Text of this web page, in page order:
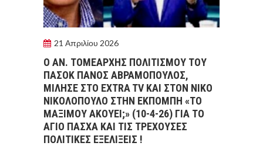
21 Απριλίου 2026
Ο ΑΝ. ΤΟΜΕΑΡΧΗΣ ΠΟΛΙΤΙΣΜΟΥ ΤΟΥ
ΠΑΣΟΚ ΠΑΝΟΣ ΑΒΡΑΜΟΠΟΥΛΟΣ,
ΜΙΛΗΣΕ ΣΤΟ EXTRA TV ΚΑΙ ΣΤΟΝ ΝΙΚΟ
ΝΙΚΟΛΟΠΟΥΛΟ ΣΤΗΝ ΕΚΠΟΜΠΗ «ΤΟ
ΜΑΞΙΜΟΥ ΑΚΟΥΕΙ;» (10-4-26) ΓΙΑ ΤΟ
ΑΓΙΟ ΠΑΣΧΑ ΚΑΙ ΤΙΣ ΤΡΕΧΟΥΣΕΣ
ΠΟΛΙΤΙΚΕΣ ΕΞΕΛΙΞΕΙΣ !